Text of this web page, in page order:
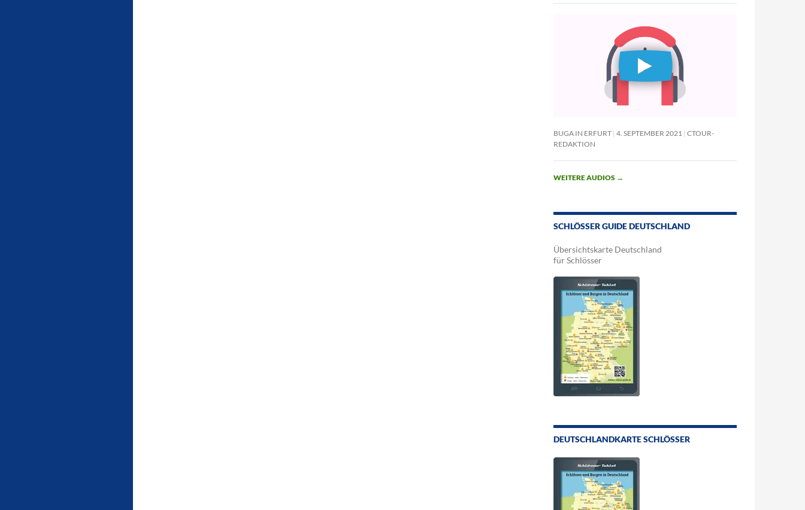
BUGA IN ERFURT 4. SEPTEMBER 2021
CTOUR-
REDAKTION
WEITERE AUDIOS →
SCHLÖSSER GUIDE DEUTSCHLAND
Übersichtskarte Deutschland
für Schlösser
DEUTSCHLANDKARTE SCHLÖSSER